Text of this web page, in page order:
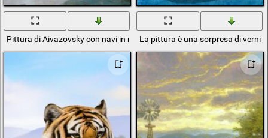
Pittura di Aivazovsky con navi in mareLa pittura è una sorpresa di